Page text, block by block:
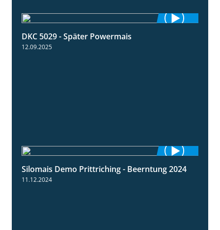
DKC 5029 - Später Powermais
12.09.2025
12:28
Silomais Demo Prittriching - Beerntung 2024
11.12.2024